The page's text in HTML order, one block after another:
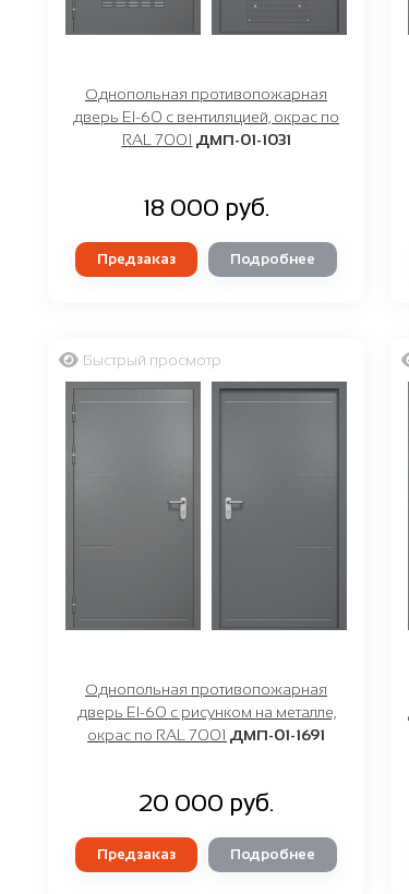
Однопольная противопожарная
дверь EI-60 с вентиляцией, окрас по
RAL 7001 ДМП-01-1031
18 000 руб.
Предзаказ Подробнее
Быстрый просмотр
Однопольная противопожарная
дверь EI-60 с рисунком на металле,
окрас по RAL 7001 ДМП-01-1691
20 000 руб.
Предзаказ Подробнее